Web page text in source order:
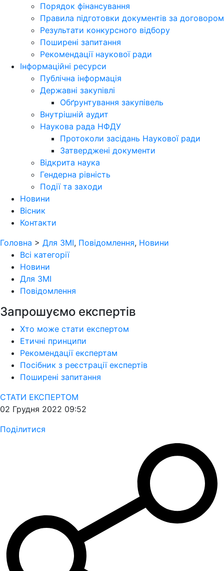
Порядок фінансування
Правила підготовки документів за договором
Результати конкурсного відбору
Поширені запитання
Рекомендації наукової ради
Інформаційні ресурси
Публічна інформація
Державні закупівлі
Обґрунтування закупівель
Внутрішній аудит
Наукова рада НФДУ
Протоколи засідань Наукової ради
Затверджені документи
Відкрита наука
Гендерна рівність
Події та заходи
Новини
Вісник
Контакти
Головна > Для ЗМІ, Повідомлення, Новини
Всі категорії
Новини
Для ЗМІ
Повідомлення
Запрошуємо експертів
Хто може стати експертом
Етичні принципи
Рекомендації експертам
Посібник з реєстрації експертів
Поширені запитання
СТАТИ ЕКСПЕРТОМ
02 Грудня 2022 09:52
Поділитися